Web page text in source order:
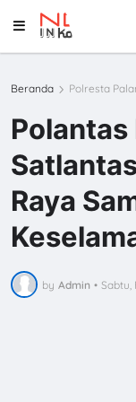
Beranda Polresta
Polantas
Raya
by Admin • Sabtu,